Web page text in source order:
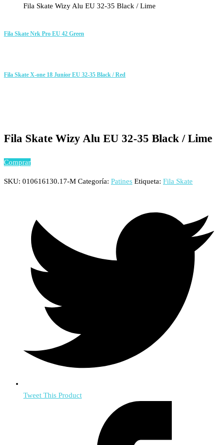
Fila Skate Wizy Alu EU 32-35 Black / Lime
Fila Skate Nrk Pro EU 42 Green
Fila Skate X-one 18 Junior EU 32-35 Black / Red
Fila Skate Wizy Alu EU 32-35 Black / Lime
Comprar
SKU: 010616130.17-M Categoría: Patines Etiqueta: Fila Skate
Tweet This Product